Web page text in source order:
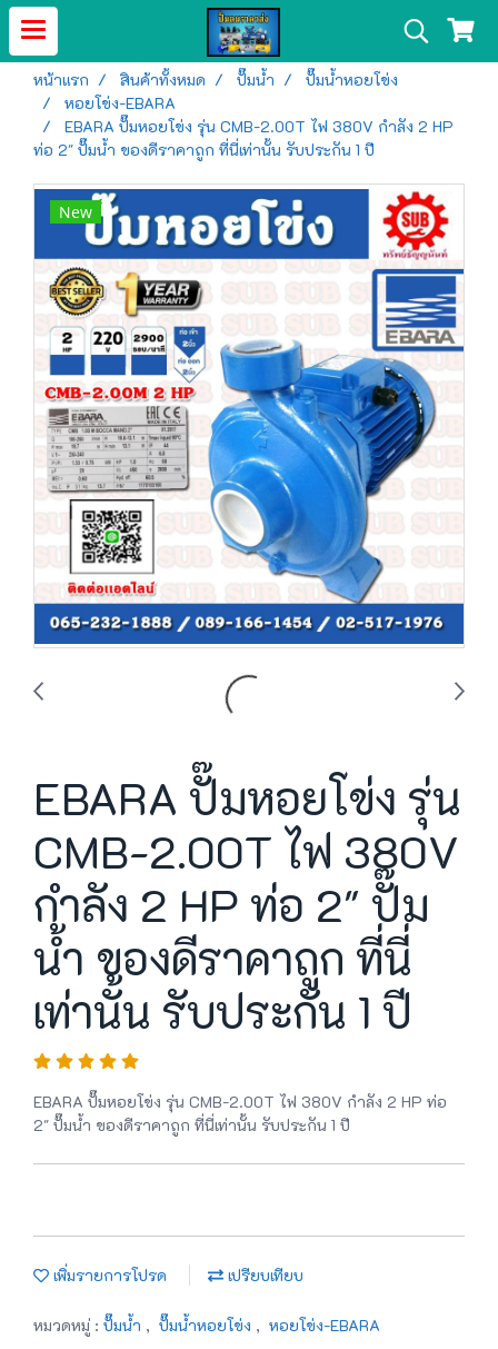
หน้าแรก สินค้าทั้งหมด ปั๊มน้ำ
ปั๊มน้ำหอยโข่ง
หอยโข่ง-EBARA
EBARA ปั๊มหอยโข่ง รุ่น CMB-2.00T ไฟ 380V กำลัง 2 HP
ท่อ 2" ปั๊มน้ำ ของดีราคาถูก ที่นี่เท่านั้น รับประกัน 1 ปี
New
EBARA ปั๊มหอยโข่ง รุ่น
CMB-2.00T ไฟ 380V
กำลัง 2 HP ท่อ 2" ปั๊ม
น้ำ ของดีราคาถูก ที่นี่
เท่านั้น รับประกัน 1 ปี
EBARA ปั๊มหอยโข่ง รุ่น CMB-2.00T ไฟ 380V กำลัง 2 HP ท่อ
2" ปั๊มน้ำ ของดีราคาถูก ที่นี่เท่านั้น รับประกัน 1 ปี
เพิ่มรายการโปรด เปรียบเทียบ
หมวดหมู่ : ปั๊มน้ำ , ปั๊มน้ำหอยโข่ง , หอยโข่ง-EBARA